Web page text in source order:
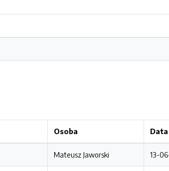
Osoba Data
Mateusz Jaworski 13-